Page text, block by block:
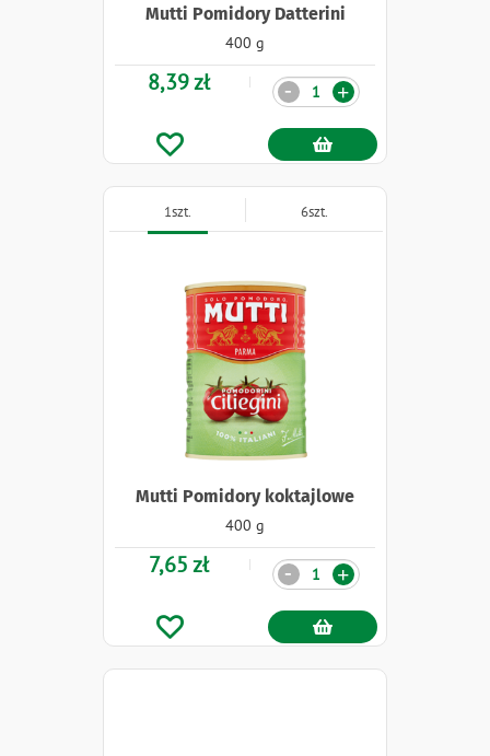
Mutti Pomidory Datterini
400 g
8,39 zł Ilość +
-
Mutti Pomidory koktajlowe
400 g
7,65 zł
1szt. 6szt.
Ilość +
-